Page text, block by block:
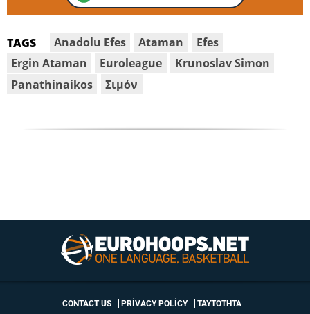
TAGS Anadolu Efes Ataman
Efes
Ergin Ataman
Euroleague
Krunoslav Simon
Panathinaikos
Σιμόν
CONTACT US PRIVACY POLICY ΤΑΥΤΟΤΗΤΑ